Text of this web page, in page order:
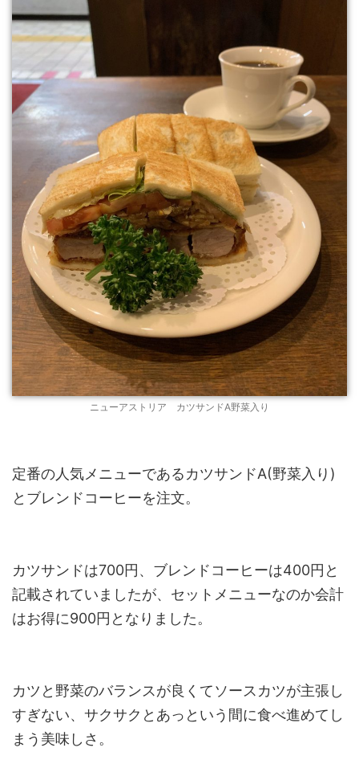
ニューアストリア カツサンドA野菜入り
定番の人気メニューであるカツサンドA(野菜入り)
とブレンドコーヒーを注文。
カツサンドは700円、ブレンドコーヒーは400円と
記載されていましたが、セットメニューなのか会計
はお得に900円となりました。
カツと野菜のバランスが良くてソースカツが主張し
すぎない、サクサクとあっという間に食べ進めてし
まう美味しさ。